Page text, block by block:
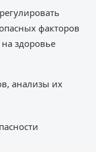
факторов
здоровье
анализы их